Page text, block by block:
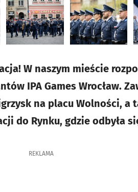
W naszym mieście
IPA Games Wrocław.
na placu Wolności, a
do Rynku, gdzie odbyła
REKLAMA